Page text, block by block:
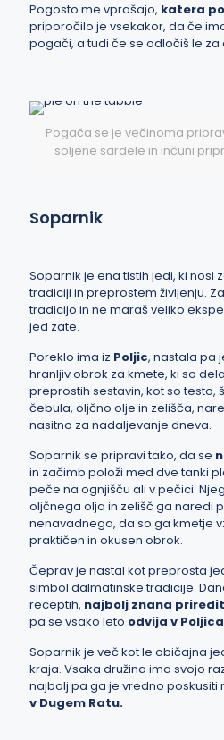
Pogosto me vprašajo, katera
priporočilo je vsekakor, da če
pogači, a tudi če se odločiš le za
Pogača se je večinoma
soljene sardele in inčuni
Soparnik
Soparnik je ena tistih jedi, ki nosi
tradiciji in preprostem življenju.
tradicijo in ne maraš veliko
jed zate.
Poreklo ima iz Poljic, nastala pa
hranljiv obrok za kmete, ki so
preprostih sestavin, kot so testo,
čebula, oljčno olje in zelišča,
nasitno za nadaljevanje dneva.
Soparnik se pripravi tako, da se
in začimb položi med dve tanki
peče na ognjišču ali v pečici.
oljčnega olja in zelišč ga naredi
nenavadnega, da so ga kmetje
praktičen in okusen obrok.
Čeprav je nastal kot preprosta
simbol dalmatinske tradicije.
receptih, najbolj znana
pa se vsako leto odvija v
Soparnik je več kot le običajna
kraja. Vsaka družina ima svojo
najbolj pa ga je vredno poskusiti
v Dugem Ratu.